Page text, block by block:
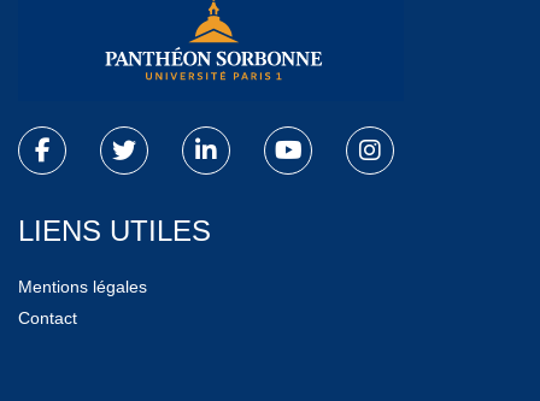
LIENS UTILES
Mentions légales
Contact